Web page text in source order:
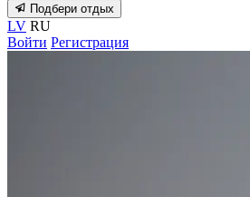
Подбери отдых
LV RU
Войти Регистрация